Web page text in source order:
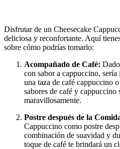
Disfrutar de un Cheesecake
deliciosa y reconfortante. Aquí
sobre cómo podrías tomarlo:
Acompañado de Café:
con sabor a cappuccino,
una taza de café cappuccino
sabores de café y cappuccino
maravillosamente.
Postre después de la
Cappuccino como postre
combinación de suavidad y
toque de café te brindará un